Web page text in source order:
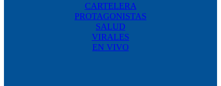
CARTELERA
PROTAGONISTAS
SALUD
VIRALES
EN VIVO